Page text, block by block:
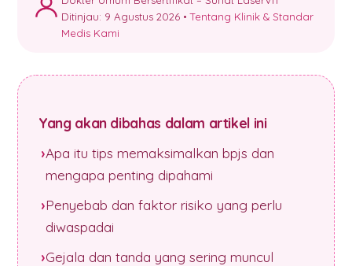
Ditinjau: 9 Agustus 2026 •Tentang Klinik & Standar
Medis Kami
Yang akan dibahas dalam artikel ini
Apa itu tips memaksimalkan bpjs dan
mengapa penting dipahami
Penyebab dan faktor risiko yang perlu
diwaspadai
Gejala dan tanda yang sering muncul